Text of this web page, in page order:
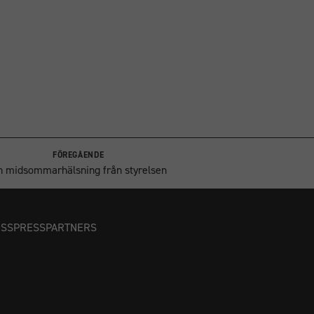
FÖREGÅENDE
midsommarhälsning från styrelsen
PRESSPARTNERS